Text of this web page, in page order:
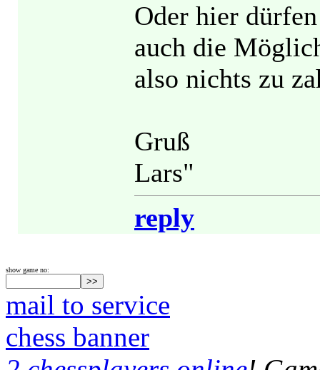
Oder hier
auch die
also nichts zu
Gruß
Lars"
reply
show game no:
mail to service
chess banner